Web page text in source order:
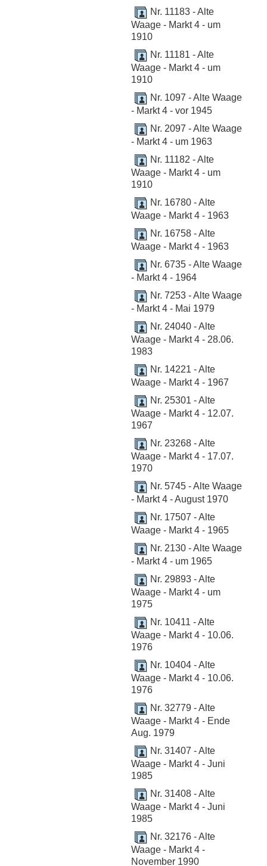
Nr. 11183 - Alte
Waage - Markt 4 - um
1910
Nr. 11181 - Alte
Waage - Markt 4 - um
1910
Nr. 1097 - Alte Waage
- Markt 4 - vor 1945
Nr. 2097 - Alte Waage
- Markt 4 - um 1963
Nr. 11182 - Alte
Waage - Markt 4 - um
1910
Nr. 16780 - Alte
Waage - Markt 4 - 1963
Nr. 16758 - Alte
Waage - Markt 4 - 1963
Nr. 6735 - Alte Waage
- Markt 4 - 1964
Nr. 7253 - Alte Waage
- Markt 4 - Mai 1979
Nr. 24040 - Alte
Waage - Markt 4 - 28.06.
1983
Nr. 14221 - Alte
Waage - Markt 4 - 1967
Nr. 25301 - Alte
Waage - Markt 4 - 12.07.
1967
Nr. 23268 - Alte
Waage - Markt 4 - 17.07.
1970
Nr. 5745 - Alte Waage
- Markt 4 - August 1970
Nr. 17507 - Alte
Waage - Markt 4 - 1965
Nr. 2130 - Alte Waage
- Markt 4 - um 1965
Nr. 29893 - Alte
Waage - Markt 4 - um
1975
Nr. 10411 - Alte
Waage - Markt 4 - 10.06.
1976
Nr. 10404 - Alte
Waage - Markt 4 - 10.06.
1976
Nr. 32779 - Alte
Waage - Markt 4 - Ende
Aug. 1979
Nr. 31407 - Alte
Waage - Markt 4 - Juni
1985
Nr. 31408 - Alte
Waage - Markt 4 - Juni
1985
Nr. 32176 - Alte
Waage - Markt 4 -
November 1990